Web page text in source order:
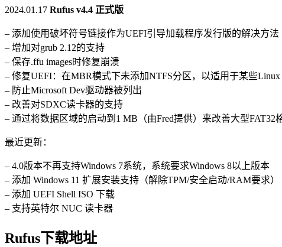
2024.01.17 Rufus v4.4 正式版
– 添加使用破坏符号链接作为UEFI引导加载程序发行版的解决方法
– 增加对grub 2.12的支持
– 保存.ffu images时修复崩溃
– 修复UEFI：在MBR模式下未添加NTFS分区，以适用于某些Linux
– 防止Microsoft Dev驱动器被列出
– 改善对SDXC读卡器的支持
– 通过将数据区域的启动到1 MB（由Fred提供）来改善大型FAT32
最近更新：
– 4.0版本不再支持Windows 7系统，系统要求Windows 8以上版本
– 添加 Windows 11 扩展安装支持（解除TPM/安全启动/RAM要求）
– 添加 UEFI Shell ISO 下载
– 支持英特尔 NUC 读卡器
Rufus下载地址